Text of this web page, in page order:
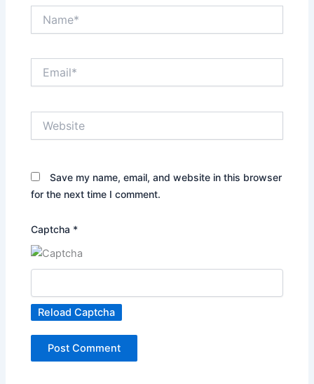
Save my name, email, and website in this browser
for the next time I comment.
Captcha *
Reload Captcha